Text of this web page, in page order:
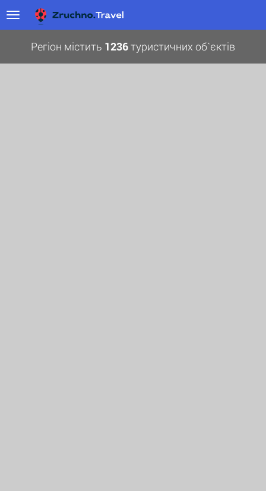
Регіон містить 1236туристичних об`єктів